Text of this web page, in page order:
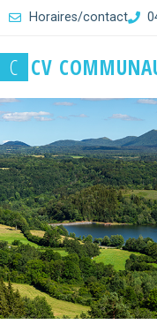
Horaires/contact
C CV COMMUNA